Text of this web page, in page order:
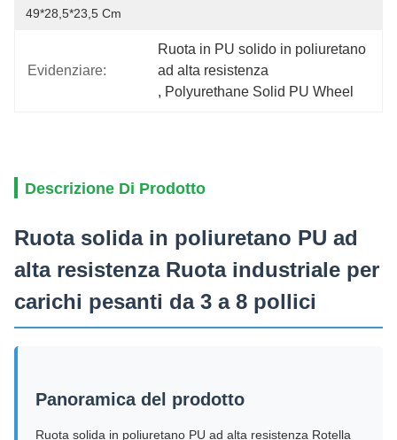
49*28,5*23,5 Cm
Evidenziare:
Ruota in PU solido in poliuretano
ad alta resistenza
, Polyurethane Solid PU Wheel
Descrizione Di Prodotto
Ruota solida in poliuretano PU ad
alta resistenza Ruota industriale per
carichi pesanti da 3 a 8 pollici
Panoramica del prodotto
Ruota solida in poliuretano PU ad alta resistenza Rotella